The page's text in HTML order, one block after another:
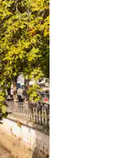
en les faisant glisser.